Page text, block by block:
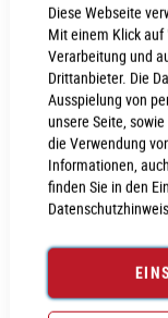
Diese Webseite
Mit einem Klick auf
Verarbeitung und
Drittanbieter. Die
Ausspielung von
unsere Seite,
die Verwendung
Informationen,
finden Sie in den
Datenschutzhinweis
Bildgalerie
springen
Inkl. MwSt., nur
Produktanfrage